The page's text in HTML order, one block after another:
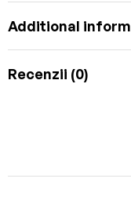
Additional
Recenzii (0)